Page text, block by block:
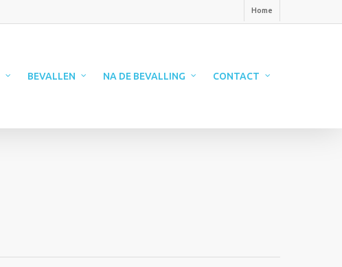
Home
BEVALLEN NA DE BEVALLING CONTACT